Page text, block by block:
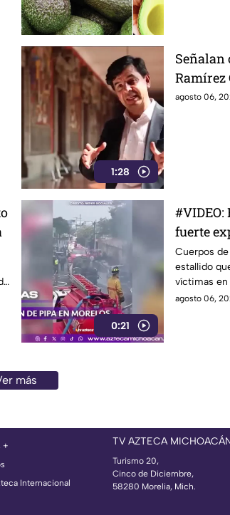
1:28
Señalan
Ramírez
agosto 06,
0:21
fuerte
Cuerpos
estallido
víctimas en
agosto 06,
más
+
Internacional
TV AZTECA
Turismo 20,
Cinco de Diciembre,
58280 Morelia, Mich.